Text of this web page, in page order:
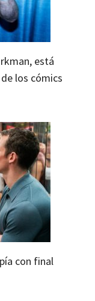
está
los cómics
con final